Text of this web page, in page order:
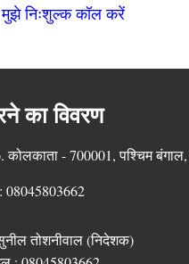
मुझे निःशुल्क कॉल करें
का विवरण
कोलकाता - 700001, पश्चिम बंगाल,
08045803662
तोशनीवाल(निदेशक)